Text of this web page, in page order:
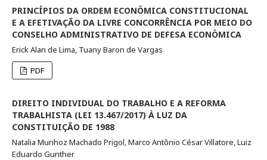
PRINCÍPIOS DA ORDEM ECONÔMICA CONSTITUCIONAL
E A EFETIVAÇÃO DA LIVRE CONCORRÊNCIA POR MEIO DO
CONSELHO ADMINISTRATIVO DE DEFESA ECONÔMICA
Erick Alan de Lima, Tuany Baron de Vargas
PDF
DIREITO INDIVIDUAL DO TRABALHO E A REFORMA
TRABALHISTA (LEI 13.467/2017) À LUZ DA
CONSTITUIÇÃO DE 1988
Natalia Munhoz Machado Prigol, Marco Antônio César Villatore, Luiz
Eduardo Gunther